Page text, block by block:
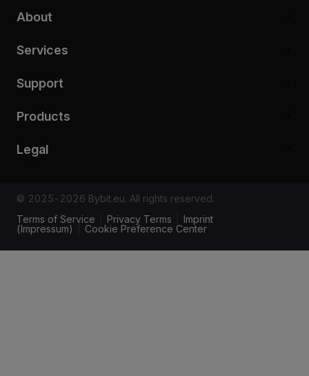
About
Services
Support
Products
Legal
© 2025-2026 Bybit.eu. All rights reserved.
Terms of Service
Privacy Terms
Imprint
(Impressum)
Cookie Preference Center